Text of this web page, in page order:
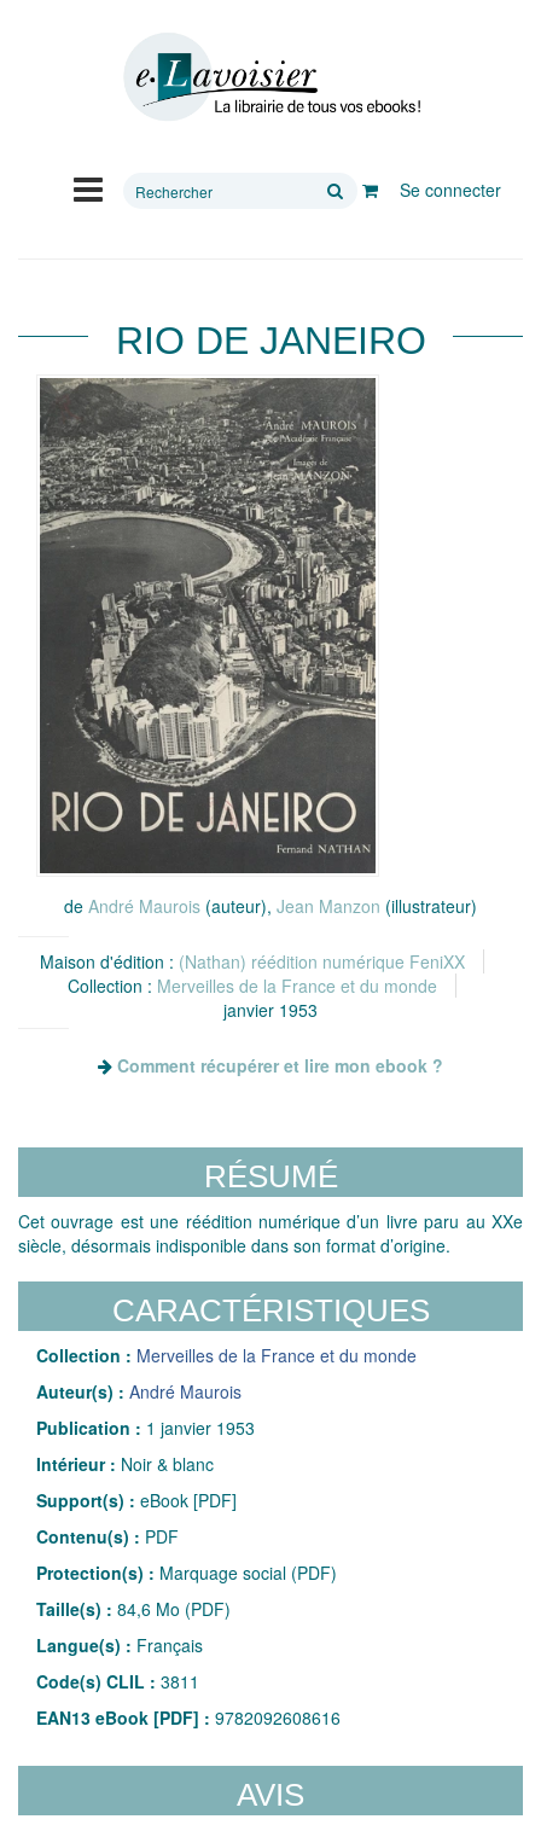
Rechercher
Se connecter
RIO DE JANEIRO
de André Maurois (auteur), Jean Manzon (illustrateur)
Maison d'édition : (Nathan) réédition numérique FeniXX
Collection : Merveilles de la France et du monde
janvier 1953
Comment récupérer et lire mon ebook ?
RÉSUMÉ
Cet ouvrage est une réédition numérique d’un livre paru au XXe
siècle, désormais indisponible dans son format d’origine.
CARACTÉRISTIQUES
Collection : Merveilles de la France et du monde
Auteur(s) : André Maurois
Publication : 1 janvier 1953
Intérieur : Noir & blanc
Support(s) : eBook [PDF]
Contenu(s) : PDF
Protection(s) : Marquage social (PDF)
Taille(s) : 84,6 Mo (PDF)
Langue(s) : Français
Code(s) CLIL : 3811
EAN13 eBook [PDF] : 9782092608616
AVIS